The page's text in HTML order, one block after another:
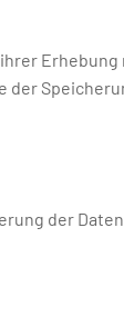
der